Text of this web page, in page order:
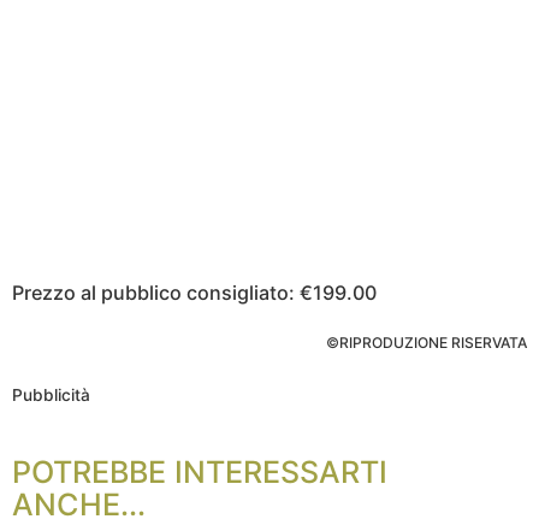
Prezzo al pubblico consigliato: €199.00
©RIPRODUZIONE RISERVATA
Pubblicità
POTREBBE INTERESSARTI
ANCHE...